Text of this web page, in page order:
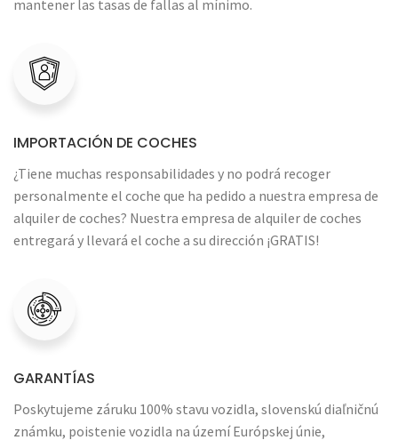
mantener las tasas de fallas al mínimo.
IMPORTACIÓN DE COCHES
¿Tiene muchas responsabilidades y no podrá recoger
personalmente el coche que ha pedido a nuestra empresa de
alquiler de coches? Nuestra empresa de alquiler de coches
entregará y llevará el coche a su dirección ¡GRATIS!
GARANTÍAS
Poskytujeme záruku 100% stavu vozidla, slovenskú diaľničnú
známku, poistenie vozidla na území Európskej únie,